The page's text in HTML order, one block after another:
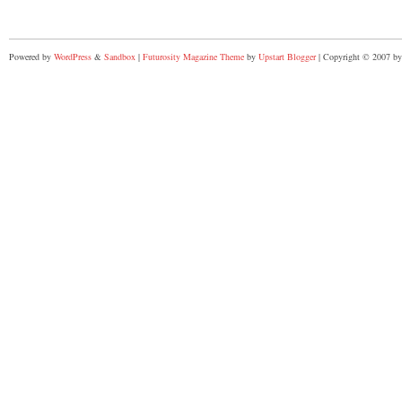
Powered by WordPress & Sandbox | Futurosity Magazine Theme by Upstart Blogger| Copyright © 2007 by